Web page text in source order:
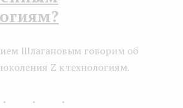
Шлагановым говорим об
Z к технологиям.
...